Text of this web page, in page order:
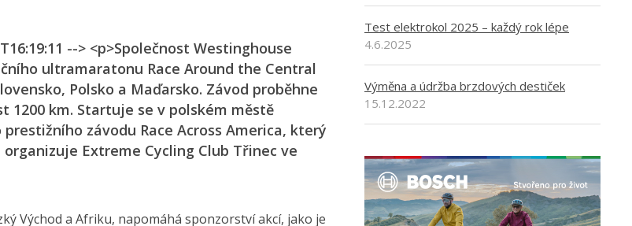
--> <p>Společnost Westinghouse
ultramaratonu Race Around the Central
Polsko a Maďarsko. Závod proběhne
1200 km. Startuje se v polském městě
závodu Race Across America, který
Extreme Cycling Club Třinec ve
Východ a Afriku, napomáhá sponzorství akcí, jako je
Test elektrokol 2025 – každý rok lépe
4.6.2025
Výměna a údržba brzdových destiček
15.12.2022